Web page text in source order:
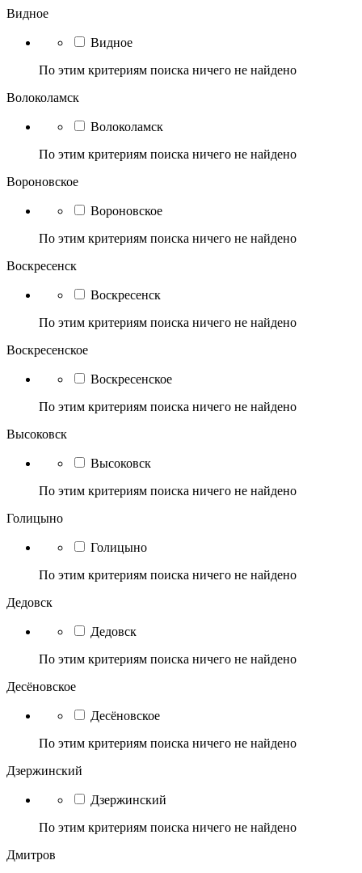
Видное
Видное
По этим критериям поиска ничего не найдено
Волоколамск
Волоколамск
По этим критериям поиска ничего не найдено
Вороновское
Вороновское
По этим критериям поиска ничего не найдено
Воскресенск
Воскресенск
По этим критериям поиска ничего не найдено
Воскресенское
Воскресенское
По этим критериям поиска ничего не найдено
Высоковск
Высоковск
По этим критериям поиска ничего не найдено
Голицыно
Голицыно
По этим критериям поиска ничего не найдено
Дедовск
Дедовск
По этим критериям поиска ничего не найдено
Десёновское
Десёновское
По этим критериям поиска ничего не найдено
Дзержинский
Дзержинский
По этим критериям поиска ничего не найдено
Дмитров